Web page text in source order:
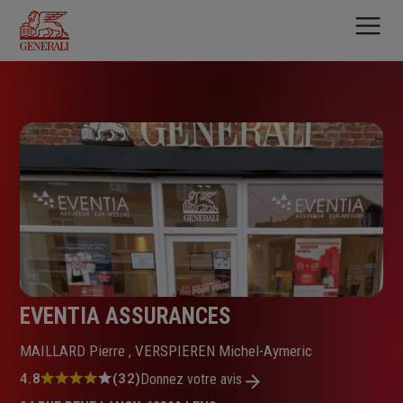
contenu
principal
EVENTIA ASSURANCES
MAILLARD Pierre , VERSPIEREN Michel-Aymeric
Note
4.8 (32)Donnez votre avis